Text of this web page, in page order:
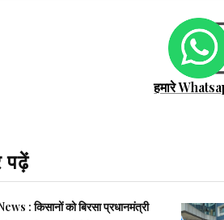
हमारे
: किसानों को बिरसा प्रधानमंत्री